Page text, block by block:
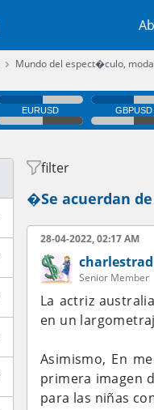
Mundo del espect�culo,
filter
�Se acuerdan
28-04-2022, 02:17 AM
Senior Member
La actriz
en un
Asimismo, En
primera imagen
para las niñas